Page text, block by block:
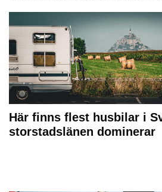
Här finns flest husbilar i
storstadslänen dominerar